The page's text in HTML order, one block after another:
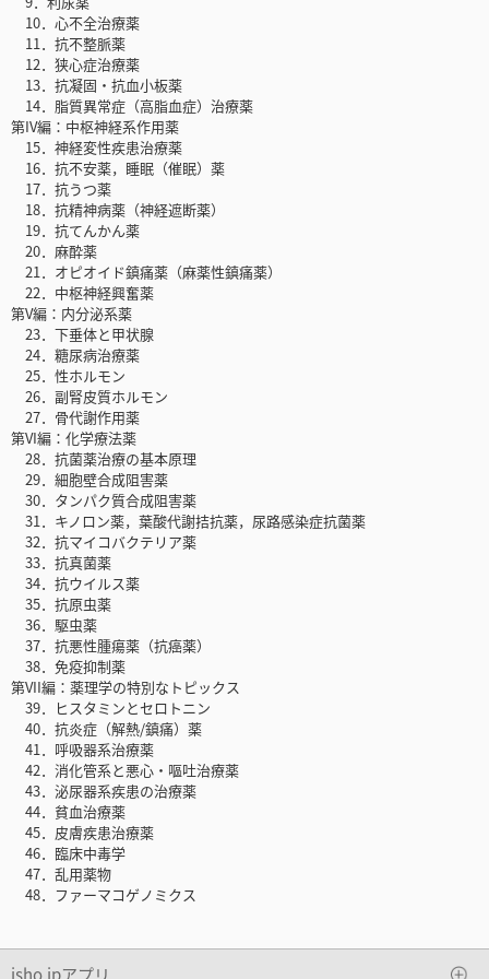
10．心不全治療薬
11．抗不整脈薬
12．狭心症治療薬
13．抗凝固・抗血小板薬
14．脂質異常症（高脂血症）治療薬
第IV編：中枢神経系作用薬
15．神経変性疾患治療薬
16．抗不安薬，睡眠（催眠）薬
17．抗うつ薬
18．抗精神病薬（神経遮断薬）
19．抗てんかん薬
20．麻酔薬
21．オピオイド鎮痛薬（麻薬性鎮痛薬）
22．中枢神経興奮薬
第V編：内分泌系薬
23．下垂体と甲状腺
24．糖尿病治療薬
25．性ホルモン
26．副腎皮質ホルモン
27．骨代謝作用薬
第VI編：化学療法薬
28．抗菌薬治療の基本原理
29．細胞壁合成阻害薬
30．タンパク質合成阻害薬
31．キノロン薬，葉酸代謝拮抗薬，尿路感染症抗菌薬
32．抗マイコバクテリア薬
33．抗真菌薬
34．抗ウイルス薬
35．抗原虫薬
36．駆虫薬
37．抗悪性腫瘍薬（抗癌薬）
38．免疫抑制薬
第VII編：薬理学の特別なトピックス
39．ヒスタミンとセロトニン
40．抗炎症（解熱/鎮痛）薬
41．呼吸器系治療薬
42．消化管系と悪心・嘔吐治療薬
43．泌尿器系疾患の治療薬
44．貧血治療薬
45．皮膚疾患治療薬
46．臨床中毒学
47．乱用薬物
48．ファーマコゲノミクス
isho.jpアプリ